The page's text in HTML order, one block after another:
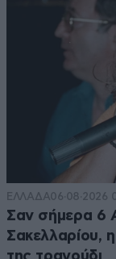
ΕΛΛΑΔΑ06·08·2026
Σαν σήμερα 6
Σακελλαρίου,